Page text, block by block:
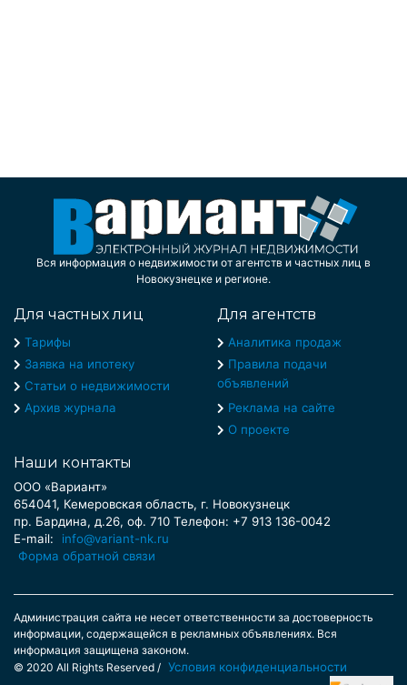
Вся информация о недвижимости от агентств и частных лиц в
Новокузнецке и регионе.
Для частных лиц
Тарифы
Заявка на ипотеку
Статьи о недвижимости
Архив журнала
Для агентств
Аналитика продаж
Правила подачи
объявлений
Реклама на сайте
О проекте
Наши контакты
ООО «Вариант»
654041, Кемеровская область, г. Новокузнецк
пр. Бардина, д.26, оф. 710 Телефон: +7 913 136-0042
E-mail:
info@variant-nk.ru
Форма обратной связи
Администрация сайта не несет ответственности за достоверность
информации, содержащейся в рекламных объявлениях. Вся
информация защищена законом.
© 2020 All Rights Reserved / Условия конфиденциальности